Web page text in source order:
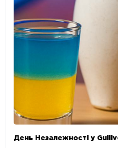
День Незалежності у